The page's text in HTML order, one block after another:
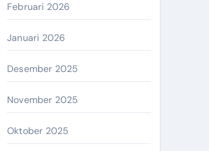
Februari 2026
Januari 2026
Desember 2025
November 2025
Oktober 2025